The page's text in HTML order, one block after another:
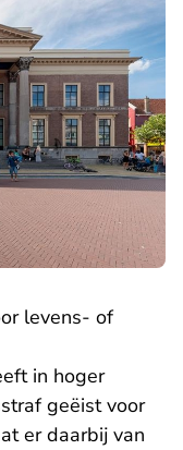
levens- of
in hoger
geëist voor
er daarbij van